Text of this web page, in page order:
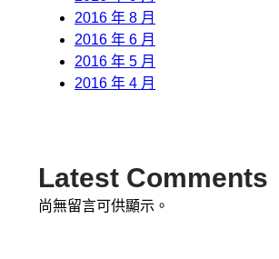
2016 年 8 月
2016 年 6 月
2016 年 5 月
2016 年 4 月
Latest Comments
尚無留言可供顯示。